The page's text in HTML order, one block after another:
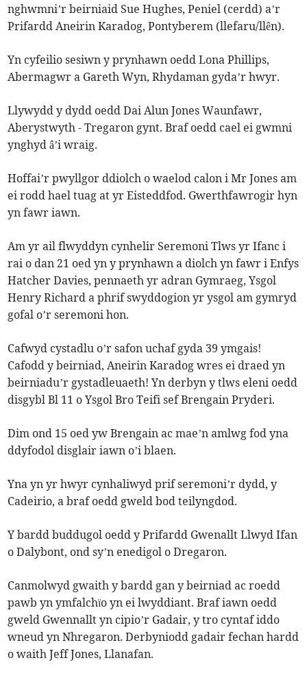
nghwmni’r beirniaid Sue Hughes, Peniel (cerdd) a’r
Prifardd Aneirin Karadog, Pontyberem (llefaru/llên).
Yn cyfeilio sesiwn y prynhawn oedd Lona Phillips,
Abermagwr a Gareth Wyn, Rhydaman gyda’r hwyr.
Llywydd y dydd oedd Dai Alun Jones Waunfawr,
Aberystwyth - Tregaron gynt. Braf oedd cael ei gwmni
ynghyd â’i wraig.
Hoffai’r pwyllgor ddiolch o waelod calon i Mr Jones am
ei rodd hael tuag at yr Eisteddfod. Gwerthfawrogir hyn
yn fawr iawn.
Am yr ail flwyddyn cynhelir Seremoni Tlws yr Ifanc i
rai o dan 21 oed yn y prynhawn a diolch yn fawr i Enfys
Hatcher Davies, pennaeth yr adran Gymraeg, Ysgol
Henry Richard a phrif swyddogion yr ysgol am gymryd
gofal o’r seremoni hon.
Cafwyd cystadlu o’r safon uchaf gyda 39 ymgais!
Cafodd y beirniad, Aneirin Karadog wres ei draed yn
beirniadu’r gystadleuaeth! Yn derbyn y tlws eleni oedd
disgybl Bl 11 o Ysgol Bro Teifi sef Brengain Pryderi.
Dim ond 15 oed yw Brengain ac mae’n amlwg fod yna
ddyfodol disglair iawn o’i blaen.
Yna yn yr hwyr cynhaliwyd prif seremoni’r dydd, y
Cadeirio, a braf oedd gweld bod teilyngdod.
Y bardd buddugol oedd y Prifardd Gwenallt Llwyd Ifan
o Dalybont, ond sy’n enedigol o Dregaron.
Canmolwyd gwaith y bardd gan y beirniad ac roedd
pawb yn ymfalchïo yn ei lwyddiant. Braf iawn oedd
gweld Gwennallt yn cipio’r Gadair, y tro cyntaf iddo
wneud yn Nhregaron. Derbyniodd gadair fechan hardd
o waith Jeff Jones, Llanafan.